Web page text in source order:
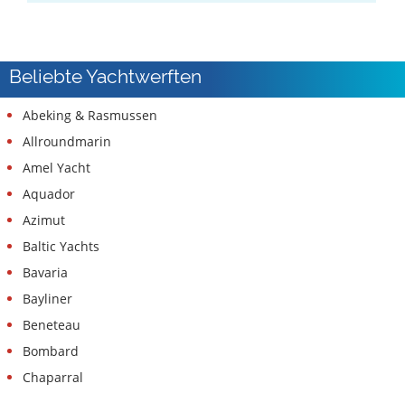
Beliebte Yachtwerften
Abeking & Rasmussen
Allroundmarin
Amel Yacht
Aquador
Azimut
Baltic Yachts
Bavaria
Bayliner
Beneteau
Bombard
Chaparral